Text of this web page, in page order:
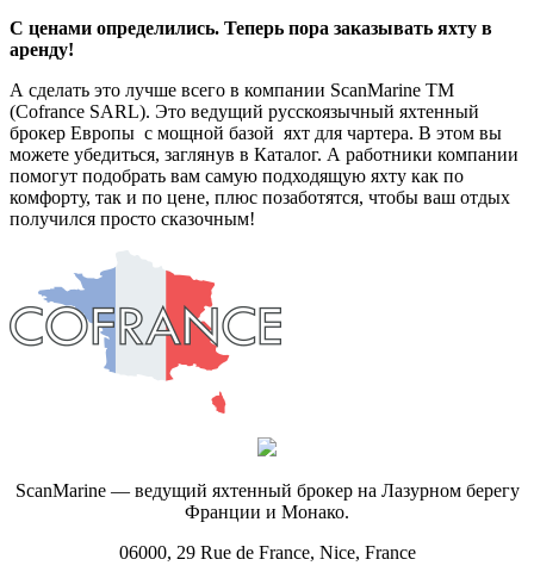
С ценами определились. Теперь пора заказывать яхту в
аренду!
А сделать это лучше всего в компании ScanMarine TM
(Cofrance SARL). Это ведущий русскоязычный яхтенный
брокер Европы с мощной базой яхт для чартера. В этом вы
можете убедиться, заглянув в Каталог. А работники компании
помогут подобрать вам самую подходящую яхту как по
комфорту, так и по цене, плюс позаботятся, чтобы ваш отдых
получился просто сказочным!
ScanMarine — ведущий яхтенный брокер на Лазурном берегу
Франции и Монако.
06000, 29 Rue de France, Nice, France